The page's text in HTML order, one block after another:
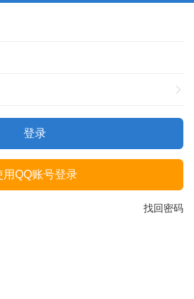
登录
用QQ账号登录
找回密码